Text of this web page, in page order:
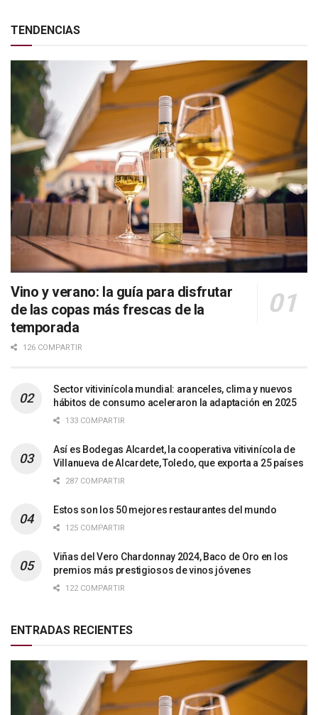
TENDENCIAS
Vino y verano: la guía para disfrutar
de las copas más frescas de la
temporada
126 COMPARTIR
Sector vitivinícola mundial: aranceles, clima y nuevos
hábitos de consumo aceleraron la adaptación en 2025
133 COMPARTIR
Así es Bodegas Alcardet, la cooperativa vitivinícola de
Villanueva de Alcardete, Toledo, que exporta a 25 países
287 COMPARTIR
Estos son los 50 mejores restaurantes del mundo
125 COMPARTIR
Viñas del Vero Chardonnay 2024, Baco de Oro en los
premios más prestigiosos de vinos jóvenes
122 COMPARTIR
ENTRADAS RECIENTES